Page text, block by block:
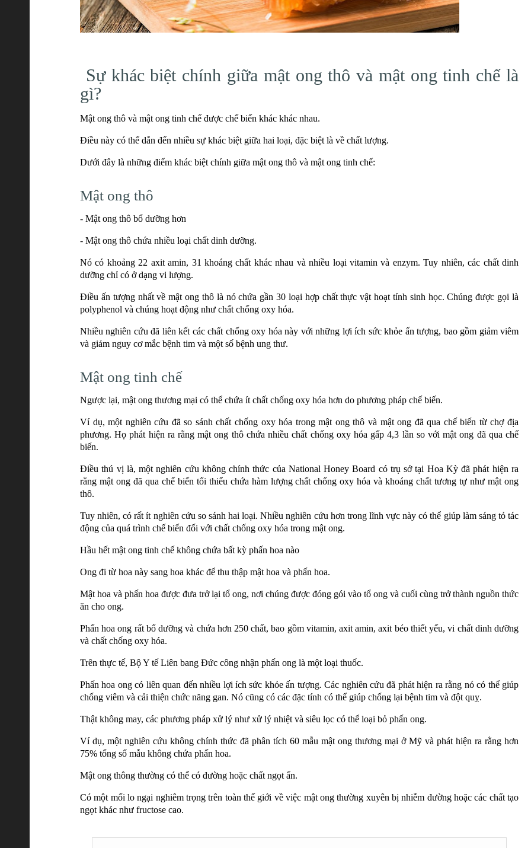
Sự khác biệt chính giữa mật ong thô và mật ong tinh chế là
gì?
Mật ong thô và mật ong tinh chế được chế biến khác khác nhau.
Điều này có thể dẫn đến nhiều sự khác biệt giữa hai loại, đặc biệt là về chất lượng.
Dưới đây là những điểm khác biệt chính giữa mật ong thô và mật ong tinh chế:
Mật ong thô
- Mật ong thô bổ dưỡng hơn
- Mật ong thô chứa nhiều loại chất dinh dưỡng.
Nó có khoảng 22 axit amin, 31 khoáng chất khác nhau và nhiều loại vitamin và enzym. Tuy nhiên, các chất dinh
dưỡng chỉ có ở dạng vi lượng.
Điều ấn tượng nhất về mật ong thô là nó chứa gần 30 loại hợp chất thực vật hoạt tính sinh học. Chúng được gọi là
polyphenol và chúng hoạt động như chất chống oxy hóa.
Nhiều nghiên cứu đã liên kết các chất chống oxy hóa này với những lợi ích sức khỏe ấn tượng, bao gồm giảm viêm
và giảm nguy cơ mắc bệnh tim và một số bệnh ung thư.
Mật ong tinh chế
Ngược lại, mật ong thương mại có thể chứa ít chất chống oxy hóa hơn do phương pháp chế biến.
Ví dụ, một nghiên cứu đã so sánh chất chống oxy hóa trong mật ong thô và mật ong đã qua chế biến từ chợ địa
phương. Họ phát hiện ra rằng mật ong thô chứa nhiều chất chống oxy hóa gấp 4,3 lần so với mật ong đã qua chế
biến.
Điều thú vị là, một nghiên cứu không chính thức của National Honey Board có trụ sở tại Hoa Kỳ đã phát hiện ra
rằng mật ong đã qua chế biến tối thiểu chứa hàm lượng chất chống oxy hóa và khoáng chất tương tự như mật ong
thô.
Tuy nhiên, có rất ít nghiên cứu so sánh hai loại. Nhiều nghiên cứu hơn trong lĩnh vực này có thể giúp làm sáng tỏ tác
động của quá trình chế biến đối với chất chống oxy hóa trong mật ong.
Hầu hết mật ong tinh chế không chứa bất kỳ phấn hoa nào
Ong đi từ hoa này sang hoa khác để thu thập mật hoa và phấn hoa.
Mật hoa và phấn hoa được đưa trở lại tổ ong, nơi chúng được đóng gói vào tổ ong và cuối cùng trở thành nguồn thức
ăn cho ong.
Phấn hoa ong rất bổ dưỡng và chứa hơn 250 chất, bao gồm vitamin, axit amin, axit béo thiết yếu, vi chất dinh dưỡng
và chất chống oxy hóa.
Trên thực tế, Bộ Y tế Liên bang Đức công nhận phấn ong là một loại thuốc.
Phấn hoa ong có liên quan đến nhiều lợi ích sức khỏe ấn tượng. Các nghiên cứu đã phát hiện ra rằng nó có thể giúp
chống viêm và cải thiện chức năng gan. Nó cũng có các đặc tính có thể giúp chống lại bệnh tim và đột quỵ.
Thật không may, các phương pháp xử lý như xử lý nhiệt và siêu lọc có thể loại bỏ phấn ong.
Ví dụ, một nghiên cứu không chính thức đã phân tích 60 mẫu mật ong thương mại ở Mỹ và phát hiện ra rằng hơn
75% tổng số mẫu không chứa phấn hoa.
Mật ong thông thường có thể có đường hoặc chất ngọt ẩn.
Có một mối lo ngại nghiêm trọng trên toàn thế giới về việc mật ong thường xuyên bị nhiễm đường hoặc các chất tạo
ngọt khác như fructose cao.